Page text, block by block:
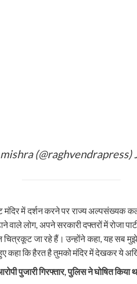
(@raghvendrapress)
में दर्शन करने पर राज्य अल्पसंख्यक
वाले लोग, अपने सरकारी दफ्तरों में रोजा
चित्रकूट जा रहे हैं। उन्होंने कहा, यह सब
कहा कि हैरत है तुमको मंदिर में देखकर ये
पुजारी गिरफ्तार, पुलिस ने घोषित किया